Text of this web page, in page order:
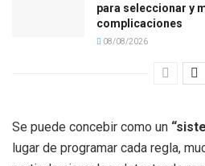
para seleccionar y
complicaciones
08/08/2026
Se puede concebir como un
lugar de programar cada regla,